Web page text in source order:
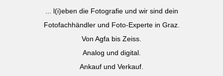
... l(i)eben die Fotografie und wir sind dein
Fotofachhändler und Foto-Experte in Graz.
Von Agfa bis Zeiss.
Analog und digital.
Ankauf und Verkauf.